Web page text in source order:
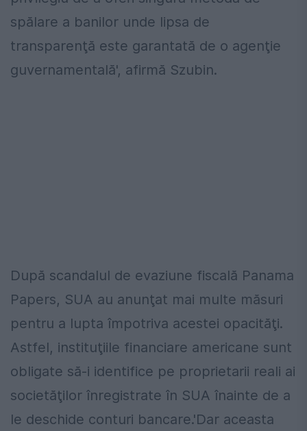
spălare a banilor unde lipsa de
transparenţă este garantată de o agenţie
guvernamentală', afirmă Szubin.
După scandalul de evaziune fiscală Panama
Papers, SUA au anunţat mai multe măsuri
pentru a lupta împotriva acestei opacităţi.
Astfel, instituţiile financiare americane sunt
obligate să-i identifice pe proprietarii reali ai
societăţilor înregistrate în SUA înainte de a
le deschide conturi bancare.'Dar aceasta